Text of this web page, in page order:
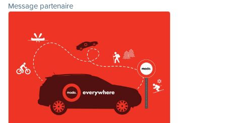
Message partenaire